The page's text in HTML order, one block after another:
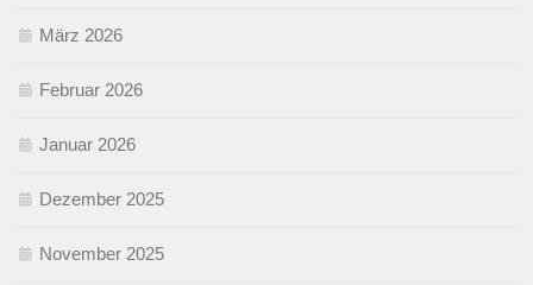
März 2026
Februar 2026
Januar 2026
Dezember 2025
November 2025